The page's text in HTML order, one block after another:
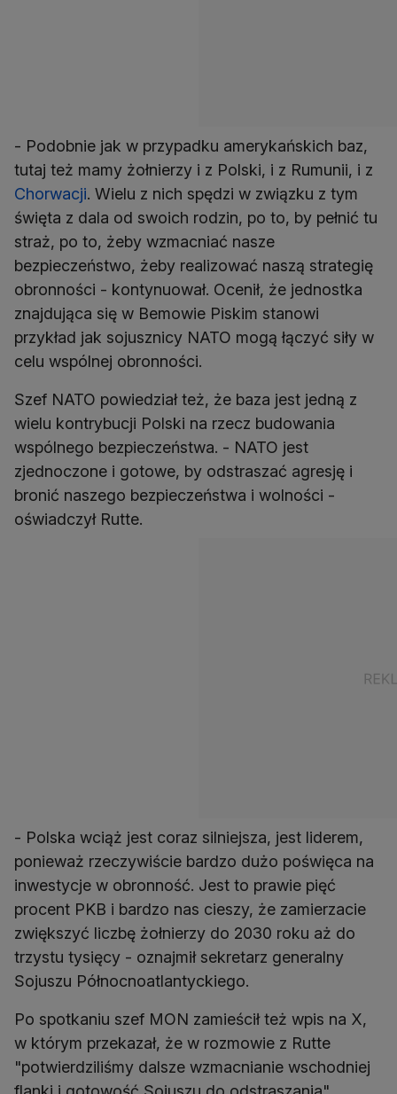
- Podobnie jak w przypadku amerykańskich baz,
tutaj też mamy żołnierzy i z Polski, i z Rumunii, i z
Chorwacji. Wielu z nich spędzi w związku z tym
święta z dala od swoich rodzin, po to, by pełnić tu
straż, po to, żeby wzmacniać nasze
bezpieczeństwo, żeby realizować naszą strategię
obronności - kontynuował. Ocenił, że jednostka
znajdująca się w Bemowie Piskim stanowi
przykład jak sojusznicy NATO mogą łączyć siły w
celu wspólnej obronności.
Szef NATO powiedział też, że baza jest jedną z
wielu kontrybucji Polski na rzecz budowania
wspólnego bezpieczeństwa. - NATO jest
zjednoczone i gotowe, by odstraszać agresję i
bronić naszego bezpieczeństwa i wolności -
oświadczył Rutte.
- Polska wciąż jest coraz silniejsza, jest liderem,
ponieważ rzeczywiście bardzo dużo poświęca na
inwestycje w obronność. Jest to prawie pięć
procent PKB i bardzo nas cieszy, że zamierzacie
zwiększyć liczbę żołnierzy do 2030 roku aż do
trzystu tysięcy - oznajmił sekretarz generalny
Sojuszu Północnoatlantyckiego.
Po spotkaniu szef MON zamieścił też wpis na X,
w którym przekazał, że w rozmowie z Rutte
"potwierdziliśmy dalsze wzmacnianie wschodniej